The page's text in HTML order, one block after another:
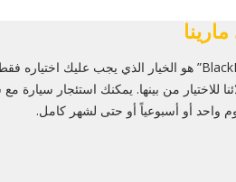
فاخرة لعملائنا للاختيار من بينها. يمكنك
واحد أو أسبوعياً أو حتى لشهر كامل.